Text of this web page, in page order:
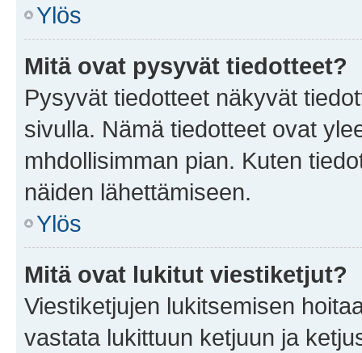
Ylös
Mitä ovat pysyvät tiedotteet?
Pysyvät tiedotteet näkyvät
sivulla. Nämä tiedotteet ovat
mhdollisimman pian. Kuten
näiden lähettämiseen.
Ylös
Mitä ovat lukitut viestiketjut?
Viestiketjujen lukitsemisen
vastata lukittuun ketjuun ja